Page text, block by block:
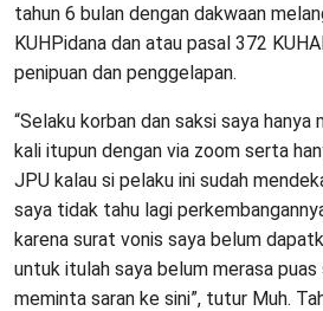
tahun 6 bulan dengan dakwaan
KUHPidana dan atau pasal 372
penipuan dan penggelapan.
“Selaku korban dan saksi saya hanya
kali itupun dengan via zoom serta
JPU kalau si pelaku ini sudah
saya tidak tahu lagi
karena surat vonis saya belum
untuk itulah saya belum merasa puas
meminta saran ke sini”, tutur Muh.